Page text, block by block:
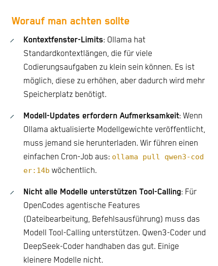
Worauf man achten sollte
Kontextfenster-Limits: Ollama hat
Standardkontextlängen, die für viele
Codierungsaufgaben zu klein sein können. Es ist
möglich, diese zu erhöhen, aber dadurch wird mehr
Speicherplatz benötigt.
Modell-Updates erfordern Aufmerksamkeit: Wenn
Ollama aktualisierte Modellgewichte veröffentlicht,
muss jemand sie herunterladen. Wir führen einen
einfachen Cron-Job aus: ollama pull qwen3-cod
er:14b wöchentlich.
Nicht alle Modelle unterstützen Tool-Calling: Für
OpenCodes agentische Features
(Dateibearbeitung, Befehlsausführung) muss das
Modell Tool-Calling unterstützen. Qwen3-Coder und
DeepSeek-Coder handhaben das gut. Einige
kleinere Modelle nicht.